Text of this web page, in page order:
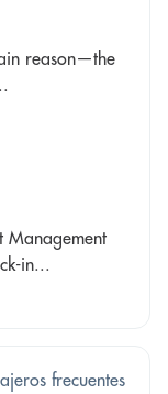
reason—the
Management
in...
frecuentes